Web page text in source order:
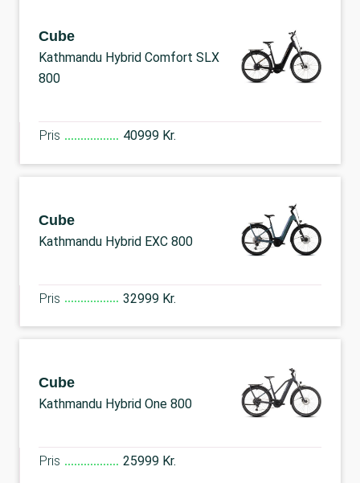
Cube
Kathmandu Hybrid Comfort SLX
800
Pris 40999 Kr.
Cube
Kathmandu Hybrid EXC 800
Pris 32999 Kr.
Cube
Kathmandu Hybrid One 800
Pris 25999 Kr.